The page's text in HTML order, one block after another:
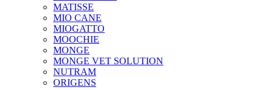
MATISSE
MIO CANE
MIOGATTO
MOOCHIE
MONGE
MONGE VET SOLUTION
NUTRAM
ORIGENS